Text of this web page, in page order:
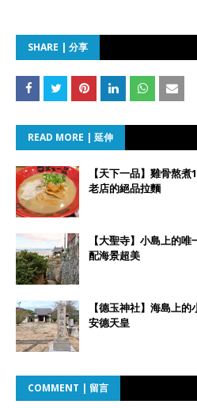
SHARE | 分享
READ MORE | 延伸
【天下一品】雞骨熬
老店的絕品拉麵
【大聖寺】小島上的
配海景超美
【德玉神社】海島上
安德天皇
COMMENT | 留言